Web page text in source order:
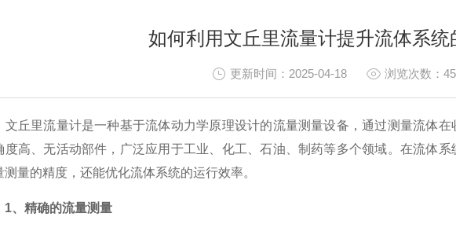
如何利用文丘里流量计提升流体系统
更新时间：2025-04-18 浏览次数：
里流量计是一种基于流体动力学原理设计的流量测量设备，通过测量流体在
度高、无活动部件，广泛应用于工业、化工、石油、制药等多个领域。在流体系
测量的精度，还能优化流体系统的运行效率。
1、精确的流量测量